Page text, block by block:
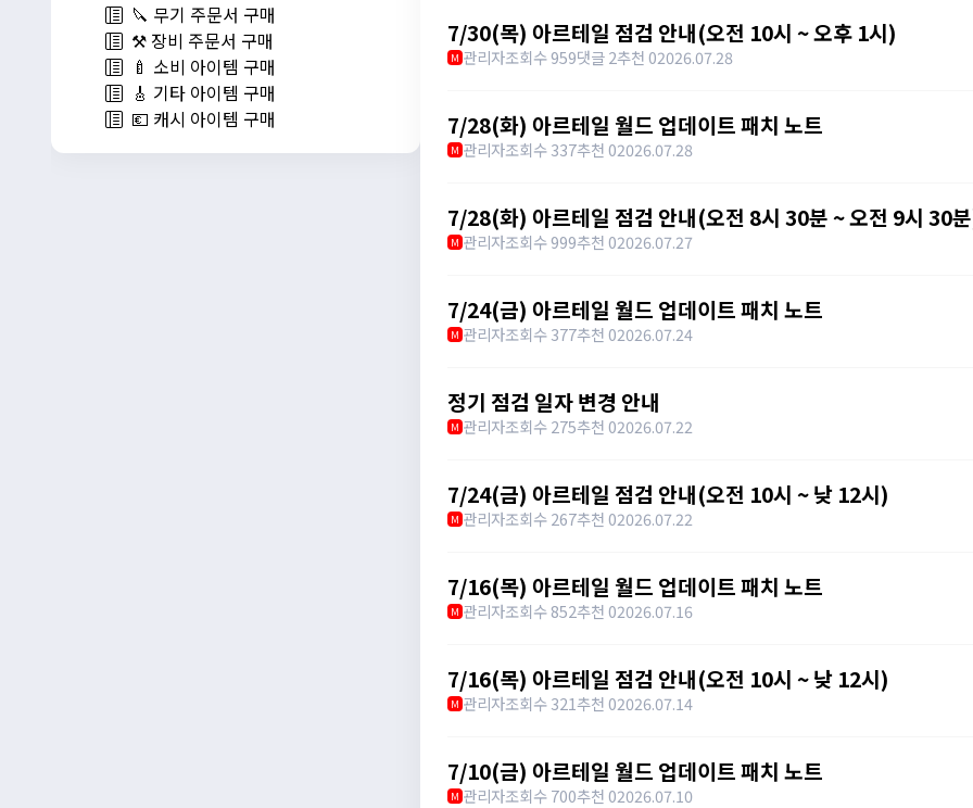
🔪 무기 주문서 구매
⚒️ 장비 주문서 구매
🍼 소비 아이템 구매
🎸 기타 아이템 구매
💶 캐시 아이템 구매
7/30(목) 아르테일 점검 안내(오전 10시 ~ 오후 1시)
M 관리자조회수 959댓글 2추천 02026.07.28
7/28(화) 아르테일 월드 업데이트 패치 노트
M 관리자조회수 337추천 02026.07.28
7/28(화) 아르테일 점검 안내(오전 8시 30분 ~ 오전 9시 30
M 관리자조회수 999추천 02026.07.27
7/24(금) 아르테일 월드 업데이트 패치 노트
M 관리자조회수 377추천 02026.07.24
정기 점검 일자 변경 안내
M 관리자조회수 275추천 02026.07.22
7/24(금) 아르테일 점검 안내(오전 10시 ~ 낮 12시)
M 관리자조회수 267추천 02026.07.22
7/16(목) 아르테일 월드 업데이트 패치 노트
M 관리자조회수 852추천 02026.07.16
7/16(목) 아르테일 점검 안내(오전 10시 ~ 낮 12시)
M 관리자조회수 321추천 02026.07.14
7/10(금) 아르테일 월드 업데이트 패치 노트
M 관리자조회수 700추천 02026.07.10